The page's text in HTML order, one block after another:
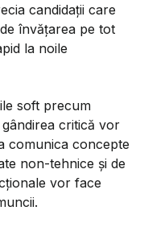
candidații care
învățarea pe tot
la noile
soft precum
critică vor
comunica concepte
non-tehnice și de
vor face